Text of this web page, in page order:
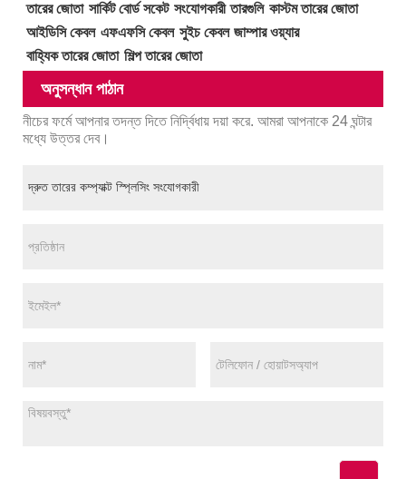
তারের জোতা সার্কিট বোর্ড সকেট সংযোগকারী তারগুলি কাস্টম তারের জোতা
আইডিসি কেবল এফএফসি কেবল সুইচ কেবল জাম্পার ওয়্যার
বাহ্যিক তারের জোতা শিল্প তারের জোতা
অনুসন্ধান পাঠান
নীচের ফর্মে আপনার তদন্ত দিতে নির্দ্বিধায় দয়া করে. আমরা আপনাকে 24 ঘন্টার
মধ্যে উত্তর দেব।